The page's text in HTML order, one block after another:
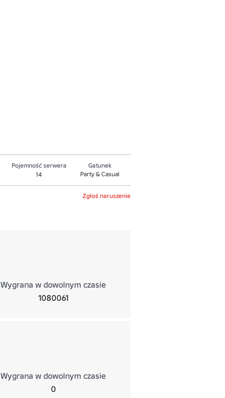
Pojemność serwera
14
Gatunek
Party & Casual
Zgłoś naruszenie
Wygrana w dowolnym czasie
1080061
Wygrana w dowolnym czasie
0